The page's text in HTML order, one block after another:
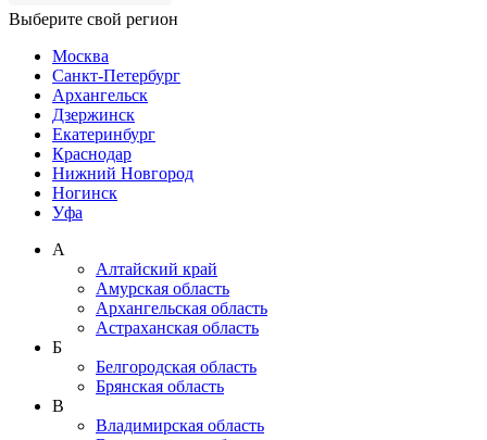
Выберите свой регион
Москва
Санкт-Петербург
Архангельск
Дзержинск
Екатеринбург
Краснодар
Нижний Новгород
Ногинск
Уфа
А
Алтайский край
Амурская область
Архангельская область
Астраханская область
Б
Белгородская область
Брянская область
В
Владимирская область